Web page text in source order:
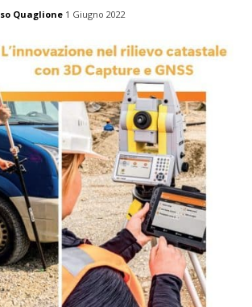
Quaglione 1 Giugno 2022